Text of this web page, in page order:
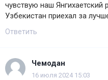
чувствую наш
Узбекистан приехал за
Ответить
Чемодан
16 июля 2024 15:03